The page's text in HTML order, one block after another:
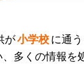
が小学校に通
多くの情報を